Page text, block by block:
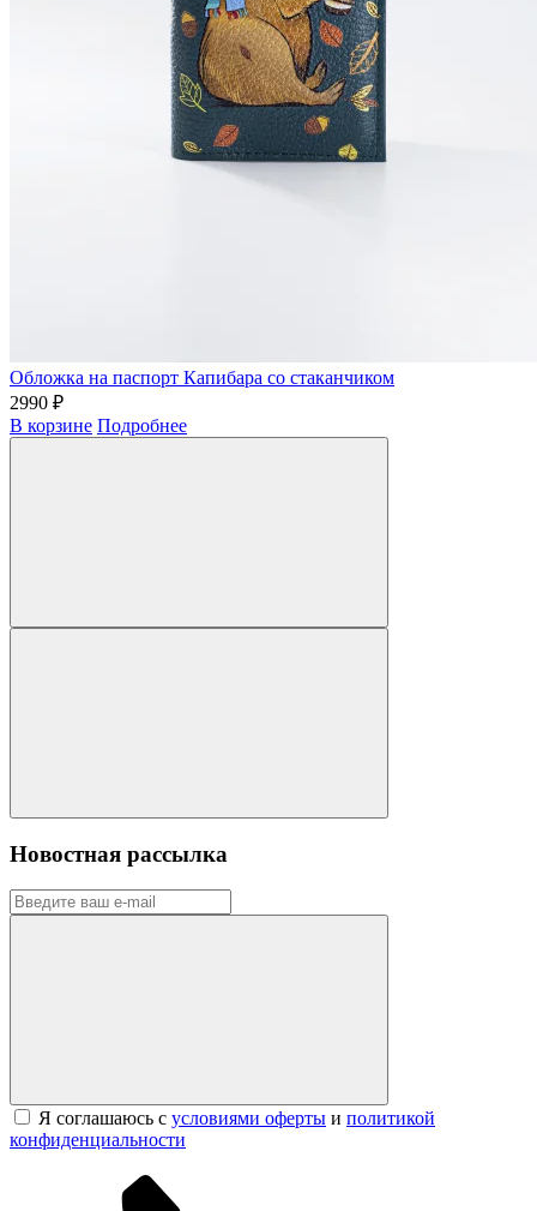
Обложка на паспорт Капибара со стаканчиком
2990 ₽
В корзине Подробнее
Новостная рассылка
Я соглашаюсь с условиями оферты и политикой
конфиденциальности